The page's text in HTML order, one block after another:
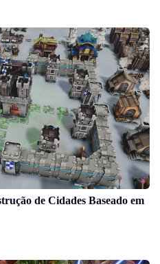
de Cidades Baseado em